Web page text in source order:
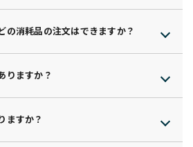
ください。
で担当者にご確認くださいませ。
の消耗品の注文はできますか？
だけます。
りますか？
奨枚数を記載していますので、ご確認
ますか？